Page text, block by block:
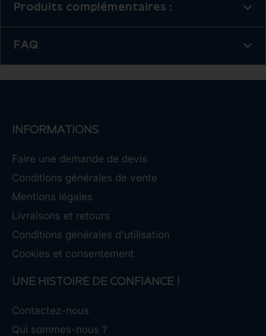
Produits complémentaires :
FAQ
INFORMATIONS
Faire une demande de devis
Conditions générales de vente
Mentions légales
Livraisons et retours
Conditions générales d'utilisation
Cookies et consentement
UNE HISTOIRE DE CONFIANCE !
Contactez-nous
Qui sommes-nous ?